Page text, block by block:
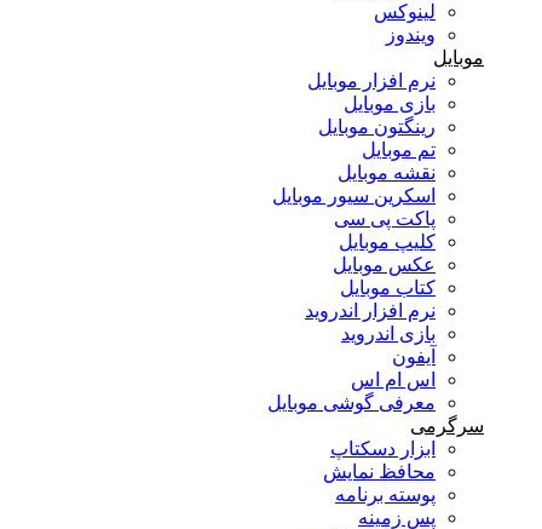
لینوکس
ویندوز
موبایل
نرم افزار موبایل
بازی موبایل
رینگتون موبایل
تم موبایل
نقشه موبایل
اسکرین سیور موبایل
پاکت پی سی
کلیپ موبایل
عکس موبایل
کتاب موبایل
نرم افزار اندروید
بازی اندروید
آیفون
اس ام اس
معرفی گوشی موبایل
سرگرمی
ابزار دسکتاپ
محافظ نمایش
پوسته برنامه
پس زمینه